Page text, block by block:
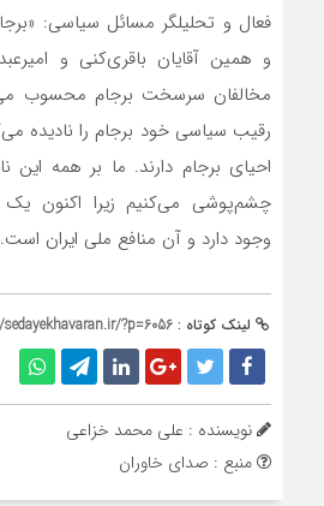
فعال و تحليلگر مسائل سياسي:
و همين آقايان باقري‌کني و
مخالفان سرسخت برجام محسوب
رقيب سياسي خود برجام را ناديده
احياي برجام دارند. ما بر همه اين
چشم‌پوشي مي‌کنيم زيرا اکنون
وجود دارد و آن منافع ملي ايران
لینک کوتاه : ?p=6056
نویسنده : علی محمد خزاعی
منبع : صدای خاوران